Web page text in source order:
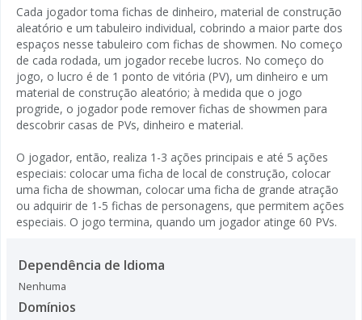
Cada jogador toma fichas de dinheiro, material de construção
aleatório e um tabuleiro individual, cobrindo a maior parte dos
espaços nesse tabuleiro com fichas de showmen. No começo
de cada rodada, um jogador recebe lucros. No começo do
jogo, o lucro é de 1 ponto de vitória (PV), um dinheiro e um
material de construção aleatório; à medida que o jogo
progride, o jogador pode remover fichas de showmen para
descobrir casas de PVs, dinheiro e material.
O jogador, então, realiza 1-3 ações principais e até 5 ações
especiais: colocar uma ficha de local de construção, colocar
uma ficha de showman, colocar uma ficha de grande atração
ou adquirir de 1-5 fichas de personagens, que permitem ações
especiais. O jogo termina, quando um jogador atinge 60 PVs.
Dependência de Idioma
Nenhuma
Domínios